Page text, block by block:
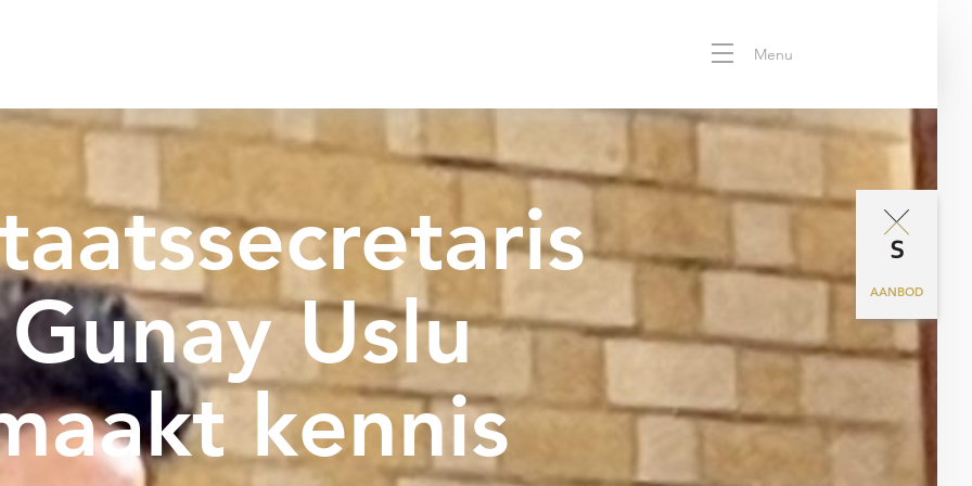
Menu
AANBOD
Gunay Uslu
kennis